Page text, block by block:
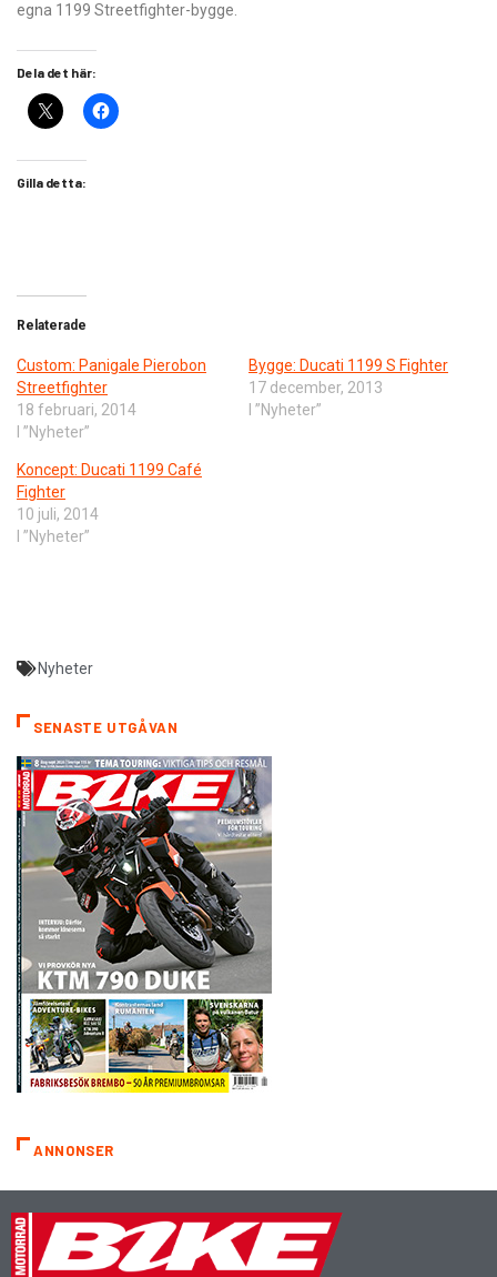
egna 1199 Streetfighter-bygge.
Dela det här:
Gilla detta:
Relaterade
Custom: Panigale Pierobon
Streetfighter
18 februari, 2014
I ”Nyheter”
Bygge: Ducati 1199 S Fighter
17 december, 2013
I ”Nyheter”
Koncept: Ducati 1199 Café
Fighter
10 juli, 2014
I ”Nyheter”
Nyheter
SENASTE UTGÅVAN
ANNONSER